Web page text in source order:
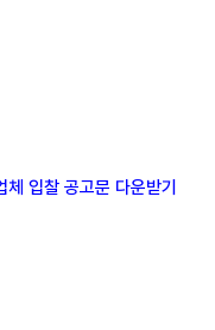
입찰 공고문 다운받기